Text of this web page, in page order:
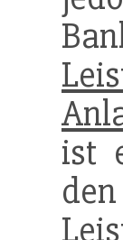
ist